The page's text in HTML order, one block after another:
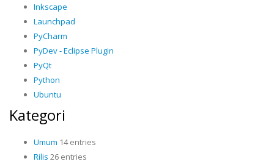
Inkscape
Launchpad
PyCharm
PyDev - Eclipse Plugin
PyQt
Python
Ubuntu
Kategori
Umum 14 entries
Rilis 26 entries